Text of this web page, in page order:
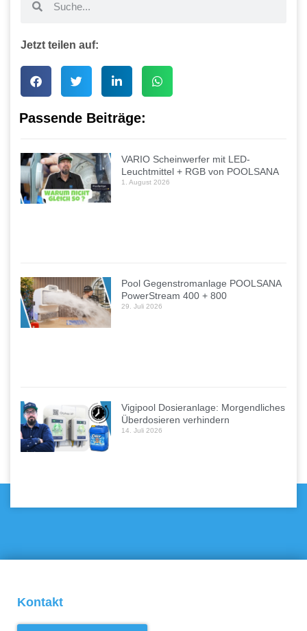
Jetzt teilen auf:
Passende Beiträge:
VARIO Scheinwerfer mit LED-
Leuchtmittel + RGB von POOLSANA
1. August 2026
Pool Gegenstromanlage POOLSANA
PowerStream 400 + 800
29. Juli 2026
Vigipool Dosieranlage: Morgendliches
Überdosieren verhindern
14. Juli 2026
Kontakt